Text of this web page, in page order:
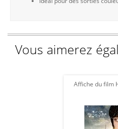
Vous aimerez
Affiche du film